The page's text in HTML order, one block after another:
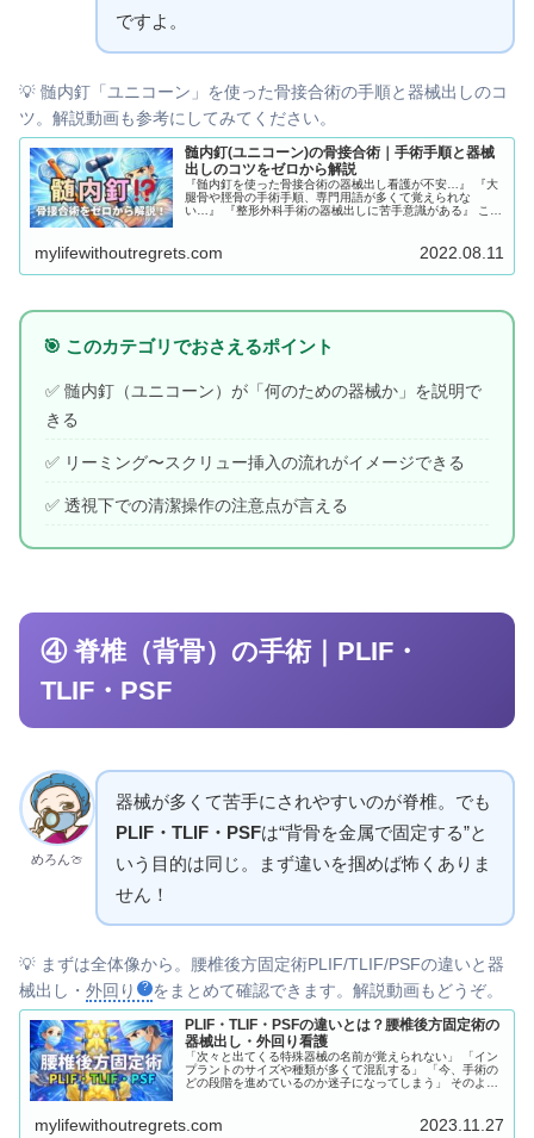
ですよ。
💡 髄内釘「ユニコーン」を使った骨接合術の手順と器械出しのコ
ツ。解説動画も参考にしてみてください。
髄内釘(ユニコーン)の骨接合術｜手術手順と器械
出しのコツをゼロから解説
『髄内釘を使った骨接合術の器械出し看護が不安…』 『大
腿骨や脛骨の手術手順、専門用語が多くて覚えられな
い…』 『整形外科手術の器械出しに苦手意識がある』 この
「髄内釘（ずいないてい：イントラメドラリーネイル）」
を用いた手術は、使用する器械の種類が多く、手順も複雑
に感じやすいですよね。 しかし、「一般的な標準手順」と
なります！
mylifewithoutregrets.com 2022.08.11
🎯 このカテゴリでおさえるポイント
✅ 髄内釘（ユニコーン）が「何のための器械か」を説明で
きる
✅ リーミング〜スクリュー挿入の流れがイメージできる
✅ 透視下での清潔操作の注意点が言える
④ 脊椎（背骨）の手術｜PLIF・
TLIF・PSF
めろん🍈
器械が多くて苦手にされやすいのが脊椎。でも
PLIF・TLIF・PSFは“背骨を金属で固定する”と
いう目的は同じ。まず違いを掴めば怖くありま
せん！
💡 まずは全体像から。腰椎後方固定術PLIF/TLIF/PSFの違いと器
械出し・ 外回り をまとめて確認できます。解説動画もどうぞ。
PLIF・TLIF・PSFの違いとは？腰椎後方固定術の
器械出し・外回り看護
「次々と出てくる特殊器械の名前が覚えられない」 「イン
プラントのサイズや種類が多くて混乱する」 「今、手術の
どの段階を進めているのか迷子になってしまう」 そのよう
底的に、どこよりも詳しく」解説します。
mylifewithoutregrets.com 2023.11.27